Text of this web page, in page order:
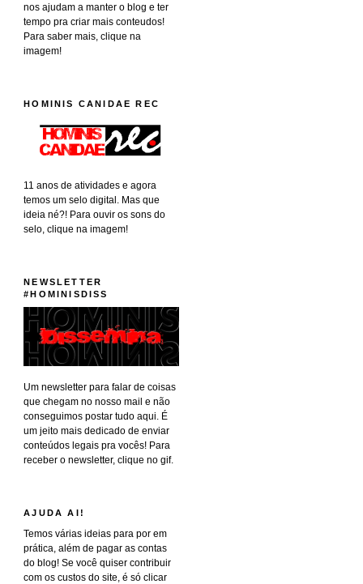
nos ajudam a manter o blog e ter
tempo pra criar mais conteudos!
Para saber mais, clique na
imagem!
HOMINIS CANIDAE REC
11 anos de atividades e agora
temos um selo digital. Mas que
ideia né?! Para ouvir os sons do
selo, clique na imagem!
NEWSLETTER
#HOMINISDISS
Um newsletter para falar de coisas
que chegam no nosso mail e não
conseguimos postar tudo aqui. É
um jeito mais dedicado de enviar
conteúdos legais pra vocês! Para
receber o newsletter, clique no gif.
AJUDA AI!
Temos várias ideias para por em
prática, além de pagar as contas
do blog! Se você quiser contribuir
com os custos do site, é só clicar